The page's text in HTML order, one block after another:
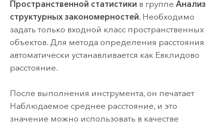
Пространственной статистики в группе Анализ
структурных закономерностей. Необходимо
задать только входной класс пространственных
объектов. Для метода определения расстояния
автоматически устанавливается как Евклидово
расстояние.
После выполнения инструмента, он печатает
Наблюдаемое среднее расстояние, и это
значение можно использовать в качестве